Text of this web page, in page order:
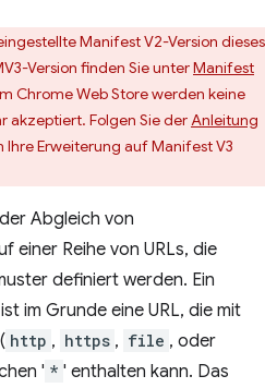
Manifest V2-Version dieses
Version finden Sie unterManifest
Chrome Web Store werden keine
akzeptiert. Folgen Sie derAnleitung
Ihre Erweiterung auf Manifest V3
Abgleich von
einer Reihe von URLs, die
definiert werden. Ein
im Grunde eine URL, die mit
http , https , file , oder
' * ' enthalten kann. Das